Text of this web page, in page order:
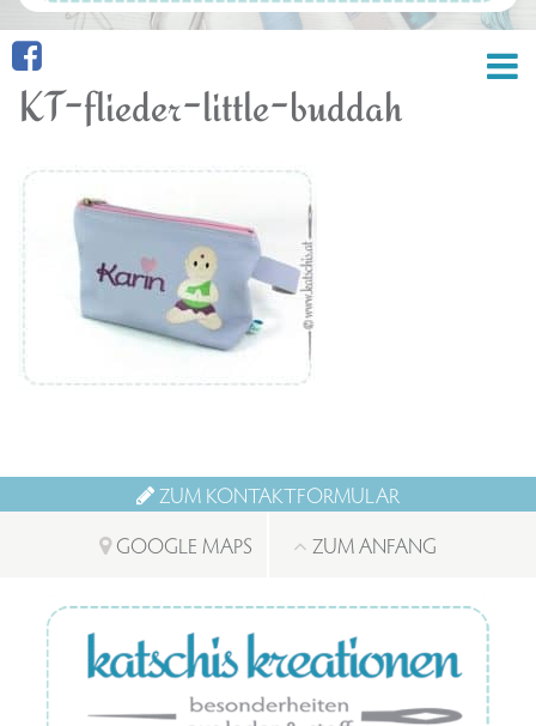
KT-flieder-little-buddah
ZUM KONTAKTFORMULAR
GOOGLE MAPS
ZUM ANFANG